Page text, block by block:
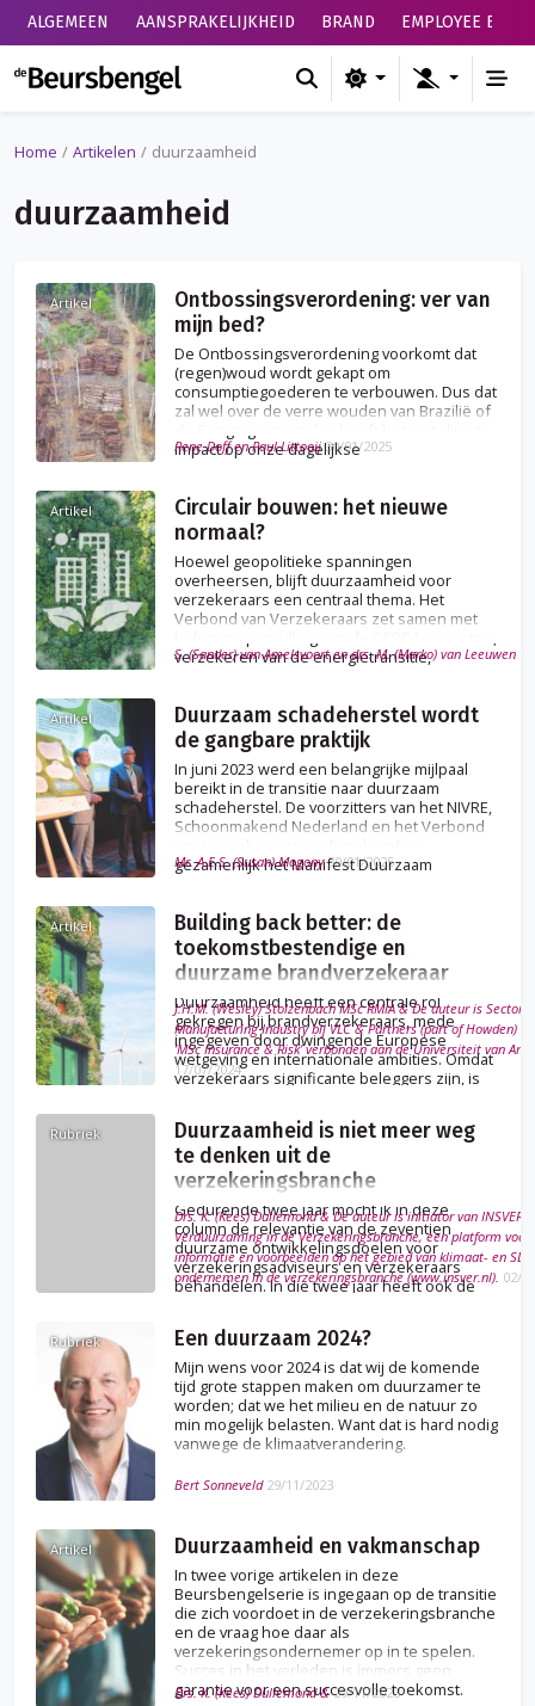
ALGEMEEN AANSPRAKELIJKHEID BRAND EMPLOYEE
de Beursbengel
Home Artikelen duurzaamheid
duurzaamheid
Artikel
Ontbossingsverordening: ver van
mijn bed?
De Ontbossingsverordening voorkomt dat
(regen)woud wordt gekapt om
consumptiegoederen te verbouwen. Dus dat
zal wel over de verre wouden van Brazilië of
impact op onze dagelijkse
Rene Doff en Paul Littooij 30/01/2025
Artikel
Circulair bouwen: het nieuwe
normaal?
Hoewel geopolitieke spanningen
overheersen, blijft duurzaamheid voor
verzekeraars een centraal thema. Het
Verbond van Verzekeraars zet samen met
verzekeren van de energietransitie,
S. (Sander) van Amelsvoort en drs. M. (Marko) van Leeuwen
Artikel
Duurzaam schadeherstel wordt
de gangbare praktijk
In juni 2023 werd een belangrijke mijlpaal
bereikt in de transitie naar duurzaam
schadeherstel. De voorzitters van het NIVRE,
Schoonmakend Nederland en het Verbond
gezamenlijk het Manifest Duurzaam
Mr. A.E.S. (Susan) Mogony 30/01/2025
Artikel
Building back better: de
toekomstbestendige en
duurzame brandverzekeraar
Duurzaamheid heeft een centrale rol
gekregen bij brandverzekeraars, mede
ingegeven door dwingende Europese
wetgeving en internationale ambities. Omdat
verzekeraars significante beleggers zijn, is
kapitaalbeleid groot.
J.H.M. (Wesley) Stolzenbach MSc RMiA & De auteur is Sector
Manufacturing Industry bij VLC & Partners (part of Howden)
‘MSc Insurance & Risk’ verbonden aan de Universiteit van
17/07/2024
Rubriek
Duurzaamheid is niet meer weg
te denken uit de
verzekeringsbranche
Gedurende twee jaar mocht ik in deze
column de relevantie van de zeventien
duurzame ontwikkelingsdoelen voor
verzekeringsadviseurs en verzekeraars
behandelen. In die twee jaar heeft ook de
ESG-criteria zijn intrede gedaan.
Drs. K. (Kees) Dullemond & De auteur is initiator van INSVER,
Verduurzaming in de Verzekeringsbranche, een platform voor
informatie en voorbeelden op het gebied van klimaat- en
ondernemen in de verzekeringsbranche (www.insver.nl). 02/
Rubriek Een duurzaam 2024?
Mijn wens voor 2024 is dat wij de komende
tijd grote stappen maken om duurzamer te
worden; dat we het milieu en de natuur zo
min mogelijk belasten. Want dat is hard nodig
vanwege de klimaatverandering.
Bert Sonneveld 29/11/2023
Artikel Duurzaamheid en vakmanschap
In twee vorige artikelen in deze
Beursbengelserie is ingegaan op de transitie
die zich voordoet in de verzekeringsbranche
en de vraag hoe daar als
verzekeringsondernemer op in te spelen.
Succes in het verleden is immers geen
garantie voor een succesvolle toekomst.
Drs. K. (Kees) Dullemond &29/11/2023